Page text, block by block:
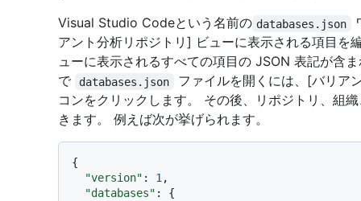
Visual Studio Codeという名前の databases.json
アント分析リポジトリ] ビューに表示される項目を
ューに表示されるすべての項目の JSON 表記が含
で
databases.json
ファイルを開くには、[バリア
コンをクリックします。 その後、リポジトリ、組
きます。 例えば次が挙げられます。
{
"version" : 1,
"databases" :
{